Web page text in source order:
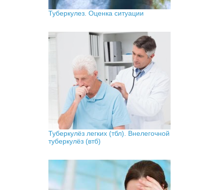
Туберкулез. Оценка ситуации
Туберкулёз легких (тбл). Внелегочной
туберкулёз (втб)